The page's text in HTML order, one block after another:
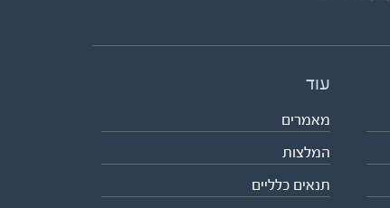
עוד
מאמרים
המלצות
תנאים כלליים